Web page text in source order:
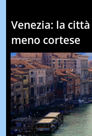
Venezia: la
meno cortese